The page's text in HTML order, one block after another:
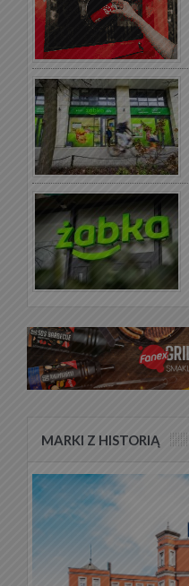
MARKI Z HISTORIĄ